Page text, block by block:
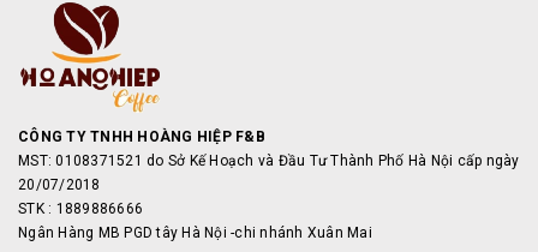
CÔNG TY TNHH HOÀNG HIỆP F&B
MST: 0108371521 do Sở Kế Hoạch và Đầu Tư Thành Phố Hà Nội cấp ngày
20/07/2018
STK : 1889886666
Ngân Hàng MB PGD tây Hà Nội -chi nhánh Xuân Mai